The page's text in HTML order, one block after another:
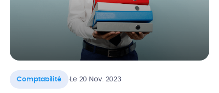
Comptabilité .Le 20 Nov. 2023